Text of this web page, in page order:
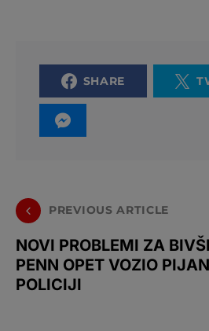
SHARE
PREVIOUS ARTICLE
NOVI PROBLEMI ZA
PENN OPET VOZIO
POLICIJI